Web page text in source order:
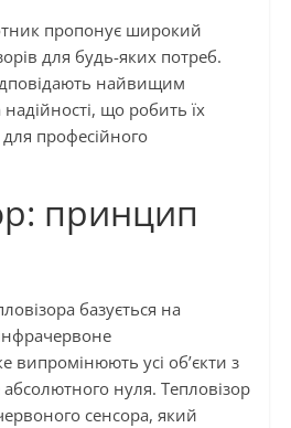
пропонує широкий
для будь-яких потреб.
найвищим
надійності, що робить їх
професійного
принцип
базується на
випромінюють усі об’єкти з
нуля. Тепловізор
сенсора, який